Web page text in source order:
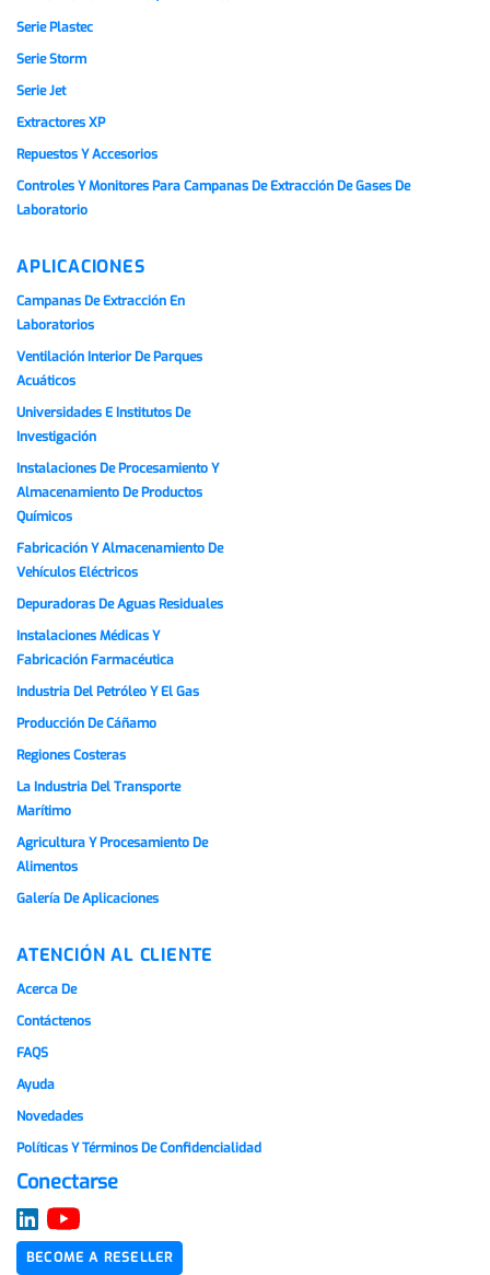
Serie Plastec
Serie Storm
Serie Jet
Extractores XP
Repuestos Y Accesorios
Controles Y Monitores Para Campanas De Extracción De Gases De
Laboratorio
APLICACIONES
Campanas De Extracción En
Laboratorios
Ventilación Interior De Parques
Acuáticos
Universidades E Institutos De
Investigación
Instalaciones De Procesamiento Y
Almacenamiento De Productos
Químicos
Fabricación Y Almacenamiento De
Vehículos Eléctricos
Depuradoras De Aguas Residuales
Instalaciones Médicas Y
Fabricación Farmacéutica
Industria Del Petróleo Y El Gas
Producción De Cáñamo
Regiones Costeras
La Industria Del Transporte
Marítimo
Agricultura Y Procesamiento De
Alimentos
Galería De Aplicaciones
ATENCIÓN AL CLIENTE
Acerca De
Contáctenos
FAQS
Ayuda
Novedades
Políticas Y Términos De Confidencialidad
Conectarse
BECOME A RESELLER